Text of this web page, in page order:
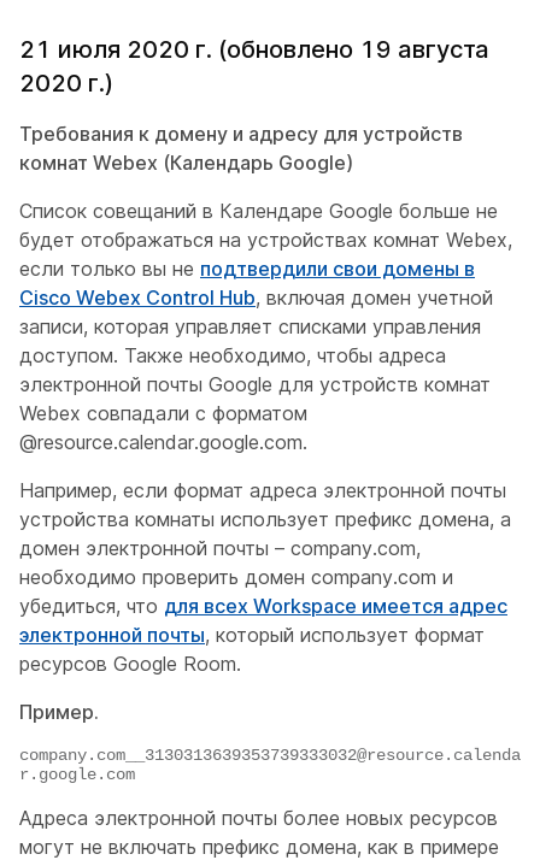
21 июля 2020 г. (обновлено 19 августа
2020 г.)
Требования к домену и адресу для устройств
комнат Webex (Календарь Google)
Список совещаний в Календаре Google больше не
будет отображаться на устройствах комнат Webex,
если только вы не подтвердили свои домены в
Cisco Webex Control Hub, включая домен учетной
записи, которая управляет списками управления
доступом. Также необходимо, чтобы адреса
электронной почты Google для устройств комнат
Webex совпадали с форматом
@resource.calendar.google.com.
Например, если формат адреса электронной почты
устройства комнаты использует префикс домена, а
домен электронной почты – company.com,
необходимо проверить домен company.com и
убедиться, что для всех Workspace имеется адрес
электронной почты, который использует формат
ресурсов Google Room.
Пример.
company.com__3130313639353739333032@resource.calenda
r.google.com
Адреса электронной почты более новых ресурсов
могут не включать префикс домена, как в примере